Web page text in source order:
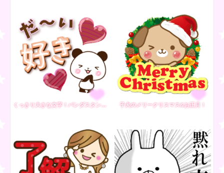
くっきり大きな文字！パンダスタンプ【春】 子犬のメリークリスマス&お正月！